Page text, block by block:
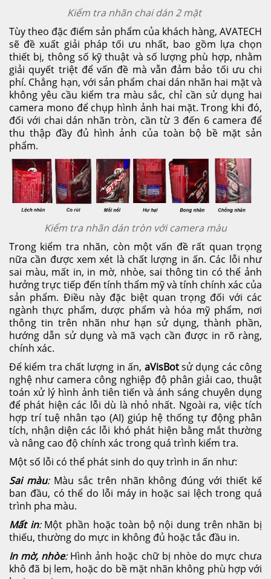
Kiểm tra nhãn chai dán 2 mặt
Tùy theo đặc điểm sản phẩm của khách hàng, AVATECH
sẽ đề xuất giải pháp tối ưu nhất, bao gồm lựa chọn
thiết bị, thông số kỹ thuật và số lượng phù hợp, nhằm
giải quyết triệt để vấn đề mà vẫn đảm bảo tối ưu chi
phí. Chẳng hạn, với sản phẩm chai dán nhãn hai mặt và
không yêu cầu kiểm tra màu sắc, chỉ cần sử dụng hai
camera mono để chụp hình ảnh hai mặt. Trong khi đó,
đối với chai dán nhãn tròn, cần từ 3 đến 6 camera để
thu thập đầy đủ hình ảnh của toàn bộ bề mặt sản
phẩm.
Kiểm tra nhãn dán tròn với camera màu
Trong kiểm tra nhãn, còn một vấn đề rất quan trọng
nữa cần được xem xét là chất lượng in ấn. Các lỗi như
sai màu, mất in, in mờ, nhòe, sai thông tin có thể ảnh
hưởng trực tiếp đến tính thẩm mỹ và tính chính xác của
sản phẩm. Điều này đặc biệt quan trọng đối với các
ngành thực phẩm, dược phẩm và hóa mỹ phẩm, nơi
thông tin trên nhãn như hạn sử dụng, thành phần,
hướng dẫn sử dụng và mã vạch cần được in rõ ràng,
chính xác.
Để kiểm tra chất lượng in ấn, aVisBotsử dụng các công
nghệ như camera công nghiệp độ phân giải cao, thuật
toán xử lý hình ảnh tiên tiến và ánh sáng chuyên dụng
để phát hiện các lỗi dù là nhỏ nhất. Ngoài ra, việc tích
hợp trí tuệ nhân tạo (AI) giúp hệ thống tự động phân
tích, nhận diện các lỗi khó phát hiện bằng mắt thường
và nâng cao độ chính xác trong quá trình kiểm tra.
Một số lỗi có thể phát sinh do quy trình in ấn như:
Sai màu:Màu sắc trên nhãn không đúng với thiết kế
ban đầu, có thể do lỗi máy in hoặc sai lệch trong quá
trình pha màu.
Mất in:Một phần hoặc toàn bộ nội dung trên nhãn bị
thiếu, thường do mực in không đủ hoặc tắc đầu in.
In mờ, nhòe:Hình ảnh hoặc chữ bị nhòe do mực chưa
khô đã bị lem, hoặc do bề mặt nhãn không phù hợp với